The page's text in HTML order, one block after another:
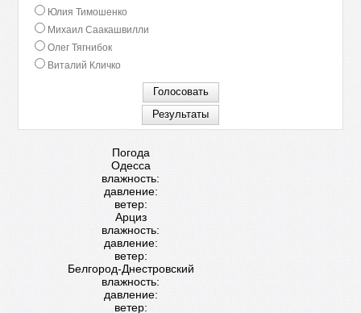
Юлия Тимошенко
Михаил Саакашвилли
Олег Тягнибок
Виталий Кличко
Погода
Одесса
влажность:
давление:
ветер:
Арциз
влажность:
давление:
ветер:
Белгород-Днестровский
влажность:
давление:
ветер: